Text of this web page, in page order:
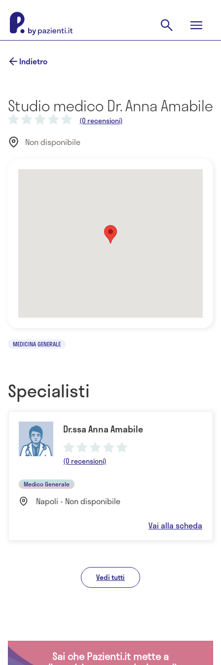
Indietro
Studio medico Dr. Anna Amabile
(0 recensioni)
Non disponibile
MEDICINA GENERALE
Specialisti
Dr.ssa Anna Amabile
(0 recensioni)
Medico Generale
Napoli - Non disponibile
Vai alla scheda
Vedi tutti
Sai che Pazienti.it mette a